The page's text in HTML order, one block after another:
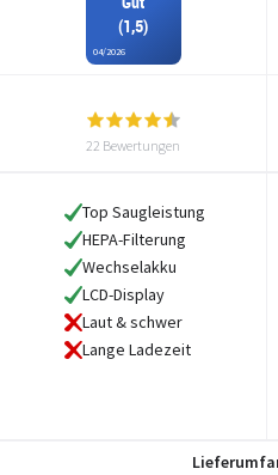
(1,5)
04/2026
22 Bewertungen
Top Saugleistung
HEPA-Filterung
Wechselakku
LCD-Display
Laut & schwer
Lange Ladezeit